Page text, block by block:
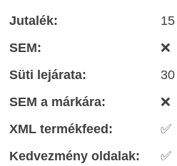
Jutalék:
SEM:
❌
Süti lejárata:
SEM a márkára:
❌
XML termékfeed:
✅
Kedvezmény oldalak:
✅